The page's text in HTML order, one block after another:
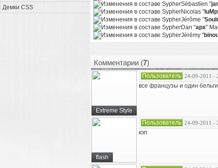
Демки CSS
Sébastien "
Nicolas "
Jérôme "
Dan "apx"
Jérémy "
Комментарии (7)
Extreme Style
Пользователь 24-09-2011 -
все французы и один
flash
Пользователь 24-09-2011 -
кэп